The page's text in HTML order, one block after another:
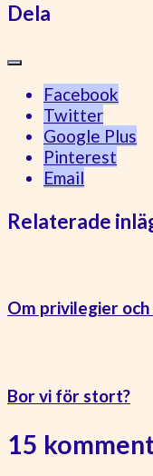
Dela
Facebook
Twitter
Google Plus
Pinterest
Email
Relaterade
Om privilegier
Bor vi för stort?
15